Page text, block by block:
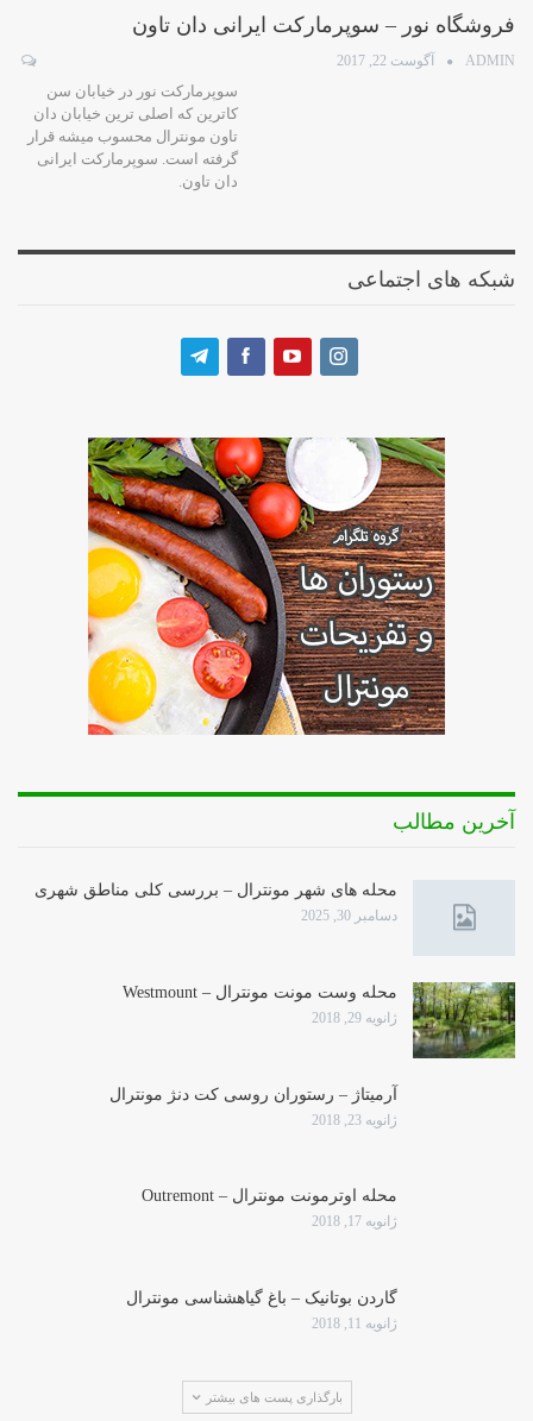
فروشگاه نور – سوپرمارکت ایرانی دان تاون
ADMIN آگوست 22, 2017
سوپرمارکت نور در خیابان سن
کاترین که اصلی ترین خیابان دان
تاون مونترال محسوب میشه قرار
گرفته است. سوپرمارکت ایرانی
دان تاون.
شبکه های اجتماعی
آخرین مطالب
محله های شهر مونترال – بررسی کلی مناطق شهری
دسامبر 30, 2025
محله وست مونت مونترال – Westmount
ژانویه 29, 2018
آرمیتاژ – رستوران روسی کت دنژ مونترال
ژانویه 23, 2018
محله اوترمونت مونترال – Outremont
ژانویه 17, 2018
گاردن بوتانیک – باغ گیاهشناسی مونترال
ژانویه 11, 2018
بارگذاری پست های بیشتر